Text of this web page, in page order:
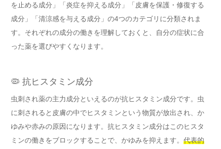
を止める成分」「炎症を抑える成分」「皮膚を保護・修復する
成分」「清涼感を与える成分」の4つのカテゴリに分類されま
す。それぞれの成分の働きを理解しておくと、自分の症状に合
った薬を選びやすくなります。
🦠 抗ヒスタミン成分
虫刺され薬の主力成分といえるのが抗ヒスタミン成分です。虫
に刺されると皮膚の中でヒスタミンという物質が放出され、か
ゆみや赤みの原因になります。抗ヒスタミン成分はこのヒスタ
ミンの働きをブロックすることで、かゆみを抑えます。 代表的